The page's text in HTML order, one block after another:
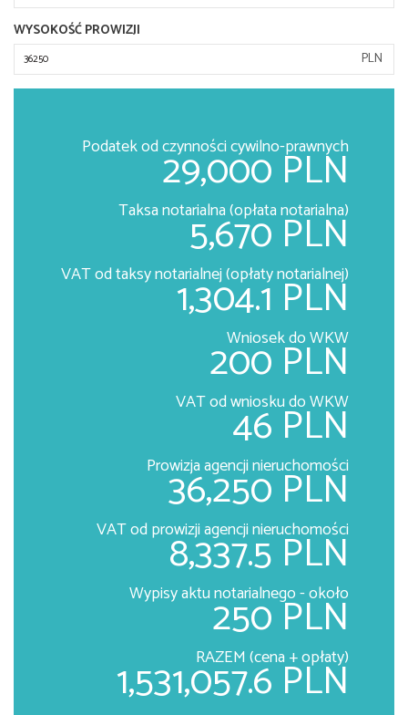
WYSOKOŚĆ PROWIZJI
PLN
Podatek od czynności cywilno-prawnych
29,000 PLN
Taksa notarialna (opłata notarialna)
5,670 PLN
VAT od taksy notarialnej (opłaty notarialnej)
1,304.1 PLN
Wniosek do WKW
200 PLN
VAT od wniosku do WKW
46 PLN
Prowizja agencji nieruchomości
36,250 PLN
VAT od prowizji agencji nieruchomości
8,337.5 PLN
Wypisy aktu notarialnego - około
250 PLN
RAZEM (cena + opłaty)
1,531,057.6 PLN